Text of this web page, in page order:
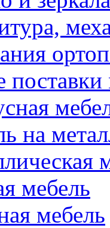
поставки
на
мебель
мебель